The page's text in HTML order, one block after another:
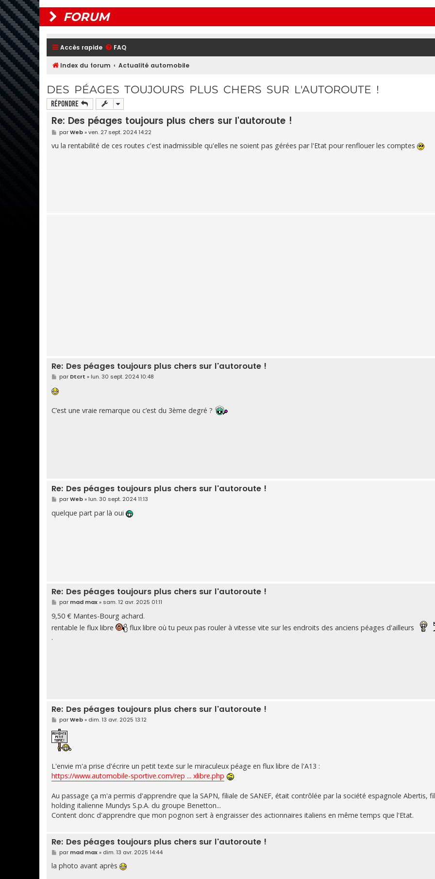
FORUM
Accès rapide FAQ
Index du forum Actualité automobile
DES PÉAGES TOUJOURS PLUS CHERS SUR L'AUTOROUTE !
Répondre
Re: Des péages toujours plus chers sur l'autoroute !
M
e
s
s
parWeb»ven. 27 sept. 2024 14:22
vu la rentabilité de ces routes c'est inadmissible qu'elles ne soient pas gérées par l'Etat pour renflouer les comptes
Re: Des péages toujours plus chers sur l'autoroute !
M
e
s
s
g
e
par Dtcrt » lun. 30 sept. 2024 10:48
C’est une vraie remarque ou c’est du 3ème degré ?
Re: Des péages toujours plus chers sur l'autoroute !
M
e
s
s
parWeb» lun. 30 sept. 2024 11:13
quelque part par là oui
Re: Des péages toujours plus chers sur l'autoroute !
M
e
s
s
a
par mad max» sam. 12 avr. 2025 01:11
9,50 € Mantes-Bourg achard.
rentable le flux libre
flux libre où tu peux pas rouler à vitesse vite sur les endroits des anciens péages d'ailleurs
.
Re: Des péages toujours plus chers sur l'autoroute !
M
e
s
s
a
g
parWeb» dim. 13 avr. 2025 13:12
L'envie m'a prise d'écrire un petit texte sur le miraculeux péage en flux libre de l'A13 :
https://www.automobile-sportive.com/rep ... xlibre.php
Au passage ça m'a permis d'apprendre que la SAPN, filiale de SANEF, était contrôlée par la société espagnole Abertis,
holding italienne Mundys S.p.A. du groupe Benetton...
Content donc d'apprendre que mon pognon sert à engraisser des actionnaires italiens en même temps que l'Etat.
Re: Des péages toujours plus chers sur l'autoroute !
M
e
s
s
par mad max» dim. 13 avr. 2025 14:44
la photo avant après